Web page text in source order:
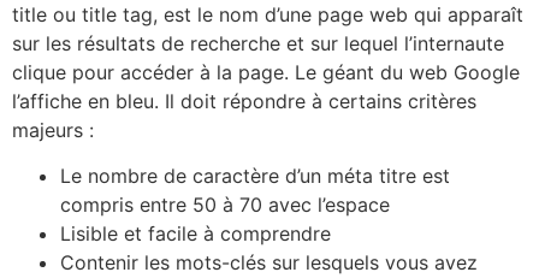
title ou title tag, est le nom d’une page web qui apparaît
sur les résultats de recherche et sur lequel l’internaute
clique pour accéder à la page. Le géant du web Google
l’affiche en bleu. Il doit répondre à certains critères
majeurs :
Le nombre de caractère d’un méta titre est
compris entre 50 à 70 avec l’espace
Lisible et facile à comprendre
Contenir les mots-clés sur lesquels vous avez